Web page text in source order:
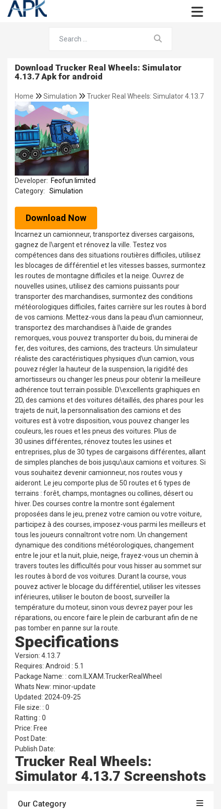
Download Trucker Real Wheels: Simulator
4.13.7 Apk for android
Home Simulation Trucker Real Wheels: Simulator 4.13.7
Developer: Feofun limited
Category:
Simulation
Download Now
Incarnez un camionneur, transportez diverses cargaisons,
gagnez de l\argent et rénovez la ville. Testez vos
compétences dans des situations routières difficiles, utilisez
les blocages de différentiel et les vitesses basses, surmontez
les routes de montagne difficiles et la neige. Ouvrez de
nouvelles usines, utilisez des camions puissants pour
transporter des marchandises, surmontez des conditions
météorologiques difficiles, faites carrière sur les routes à bord
de vos camions. Mettez-vous dans la peau d\un camionneur,
transportez des marchandises à l\aide de grandes
remorques, vous pouvez transporter du bois, du minerai de
fer, des voitures, des camions, des tracteurs. Un simulateur
réaliste des caractéristiques physiques d\un camion, vous
pouvez régler la hauteur de la suspension, la rigidité des
amortisseurs ou changer les pneus pour obtenir la meilleure
adhérence tout terrain possible. D\excellents graphiques en
2D, des camions et des voitures détaillés, des phares pour les
trajets de nuit, la personnalisation des camions et des
voitures est à votre disposition, vous pouvez changer les
couleurs, les roues et les pneus des voitures. Plus de
30 usines différentes, rénovez toutes les usines et
entreprises, plus de 30 types de cargaisons différentes, allant
de simples planches de bois jusqu\aux camions et voitures. Si
vous souhaitez devenir camionneur, nos routes vous y
aideront. Le jeu comporte plus de 50 routes et 6 types de
terrains : forêt, champs, montagnes ou collines, désert ou
hiver. Des courses contre la montre sont également
proposées dans le jeu, prenez votre camion ou votre voiture,
participez à des courses, imposez-vous parmi les meilleurs et
tous les joueurs connaîtront votre nom. Un changement
dynamique des conditions météorologiques, changement
entre le jour et la nuit, pluie, neige, frayez-vous un chemin à
travers toutes les difficultés pour vous hisser au sommet sur
les routes à bord de vos voitures. Durant la course, vous
pouvez activer le blocage du différentiel, utiliser les vitesses
inférieures, utiliser le bouton de boost, surveiller la
température du moteur, sinon vous devrez payer pour les
réparations, ou encore faire le plein de carburant afin de ne
pas tomber en panne sur la route.
Specifications
Version: 4.13.7
Requires: Android : 5.1
Package Name: : com.ILXAM.TruckerRealWheel
Whats New: minor-update
Updated: 2024-09-25
File size: : 0
Ratting : 0
Price: Free
Post Date:
Publish Date:
Trucker Real Wheels:
Simulator 4.13.7 Screenshots
Our Category